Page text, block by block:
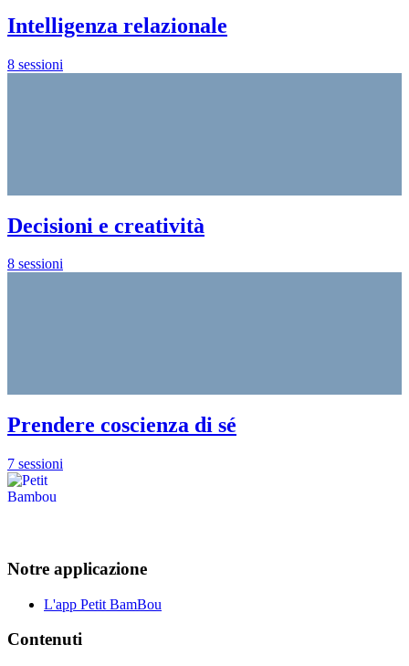
Intelligenza relazionale
8 sessioni
Decisioni e creatività
8 sessioni
Prendere coscienza di sé
7 sessioni
Notre applicazione
L'app Petit BamBou
Contenuti